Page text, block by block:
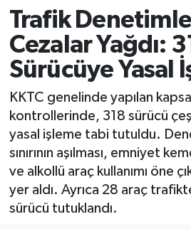
Trafik
Cezalar Yağdı:
Sürücüye Yasal
KKTC genelinde yapılan
kontrollerinde, 318 sürücü
yasal işleme tabi tutuldu.
sınırının aşılması, emniyet
ve alkollü araç kullanımı öne
yer aldı. Ayrıca 28 araç
sürücü tutuklandı.
SAĞLIK
SPOR
TEKNOLOJİ
TÜRKİYE
Tüm Manşetler
Son Dakika Haberleri
Haber Arşivi